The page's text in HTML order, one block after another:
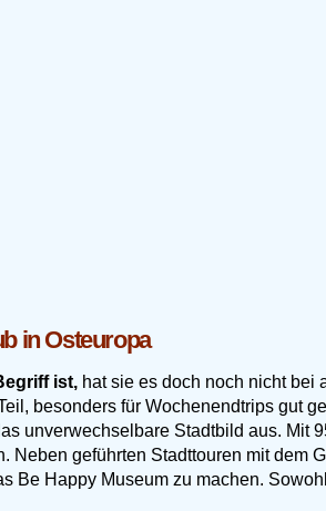
in Osteuropa
ist, hat sie es doch noch nicht bei
besonders für Wochenendtrips gut
unverwechselbare Stadtbild aus. Mit
Neben geführten Stadttouren mit
Be Happy Museum zu machen.